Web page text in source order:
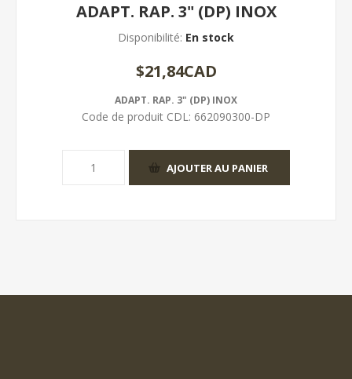
ADAPT. RAP. 3" (DP) INOX
Disponibilité: En stock
$21,84CAD
ADAPT. RAP. 3" (DP) INOX
Code de produit CDL: 662090300-DP